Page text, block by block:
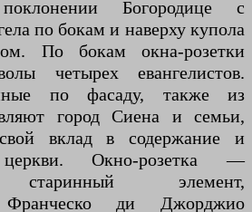
Богородице с
по бокам и наверху купола
По бокам окна-розетки
четырех евангелистов.
по фасаду, также из
город Сиена и семьи,
вклад в содержание и
церкви. Окно-розетка —
старинный элемент,
Франческо ди Джорджио